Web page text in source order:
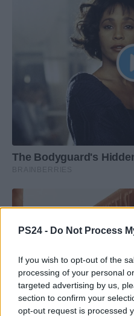
PS24 - Do Not Process
If you wish to opt-out of the
processing of your personal
targeted advertising by us,
section to confirm your
opt-out request is processed